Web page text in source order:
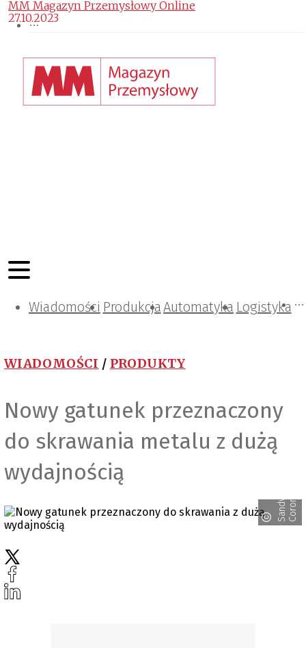
Wiadomości ProdukcjaAutomatyka Logistyka
Projektowanie i konstrukcje
Zarządzanie i IT
Tematy specjalne
WIADOMOŚCI / PRODUKTY
Nowy gatunek przeznaczony
do skrawania metalu z dużą
wydajnością
S
a
n
d
v
i
k
C
o
r
o
m
a
nt
MM Magazyn Przemysłowy Online
27.10.2023